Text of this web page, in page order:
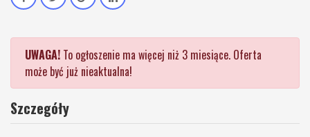
UWAGA! To ogłoszenie ma więcej niż 3 miesiące. Oferta
może być już nieaktualna!
Szczegóły